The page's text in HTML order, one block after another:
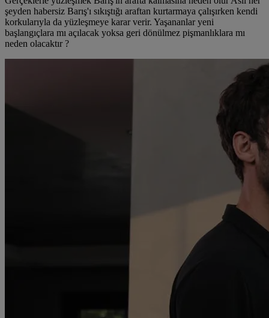
şeyden habersiz Barış'ı sıkıştığı araftan kurtarmaya çalışırken kendi
korkularıyla da yüzleşmeye karar verir. Yaşananlar yeni
başlangıçlara mı açılacak yoksa geri dönülmez pişmanlıklara mı
neden olacaktır ?